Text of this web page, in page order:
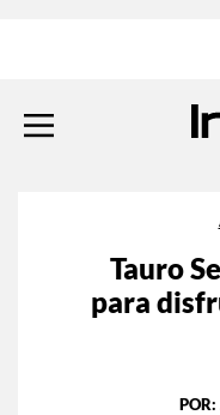
Tauro
para
POR: